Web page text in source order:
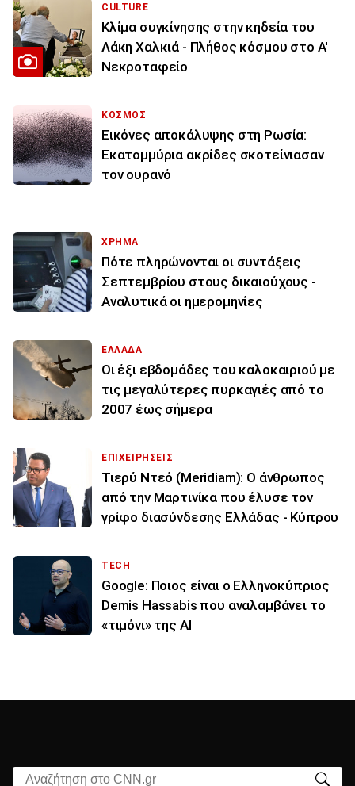
CULTURE
Κλίμα συγκίνησης στην κηδεία του
Λάκη Χαλκιά - Πλήθος κόσμου στο Α'
Νεκροταφείο
ΚΟΣΜΟΣ
Εικόνες αποκάλυψης στη Ρωσία:
Εκατομμύρια ακρίδες σκοτείνιασαν
τον ουρανό
ΧΡΗΜΑ
Πότε πληρώνονται οι συντάξεις
Σεπτεμβρίου στους δικαιούχους -
Αναλυτικά οι ημερομηνίες
ΕΛΛΑΔΑ
Οι έξι εβδομάδες του καλοκαιριού με
τις μεγαλύτερες πυρκαγιές από το
2007 έως σήμερα
ΕΠΙΧΕΙΡΗΣΕΙΣ
Τιερύ Ντεό (Meridiam): Ο άνθρωπος
από την Μαρτινίκα που έλυσε τον
γρίφο διασύνδεσης Ελλάδας - Κύπρου
TECH
Google: Ποιος είναι ο Ελληνοκύπριος
Demis Hassabis που αναλαμβάνει το
«τιμόνι» της ΑΙ
Αναζήτηση στο CNN.gr